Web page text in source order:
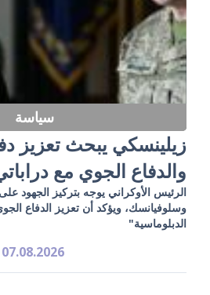
سياسة
زيلينسكي يبحث تعزيز
والدفاع الجوي مع
الرئيس الأوكراني يوجه بتركيز الجهود على
وسلوفيانسك، ويؤكد أن تعزيز الدفاع
الدبلوماسية"
07.08.2026